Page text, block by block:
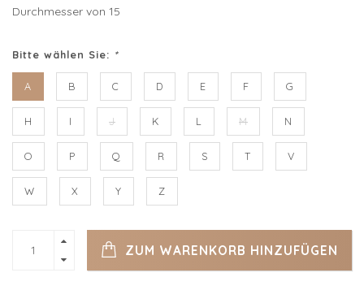
Durchmesser von 15
Bitte wählen Sie: *
A B C D E F G
H I J K L M N
O P Q R S T V
W X Y Z
ZUM WARENKORB HINZUFÜGEN